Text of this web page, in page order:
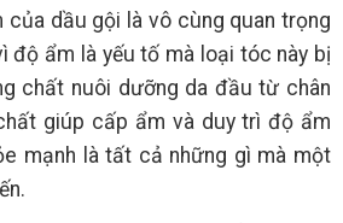
của dầu gội là vô cùng quan trọng
độ ẩm là yếu tố mà loại tóc này bị
chất nuôi dưỡng da đầu từ chân
giúp cấp ẩm và duy trì độ ẩm
mạnh là tất cả những gì mà một